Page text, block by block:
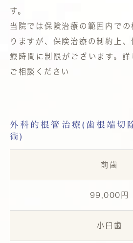
す。
当院では保険治療の範囲内で
りますが、保険治療の制約上
療時間に制限がございます。
ご相談ください
外科的根管治療(歯根端切
術)
前歯
99,000円
小臼歯